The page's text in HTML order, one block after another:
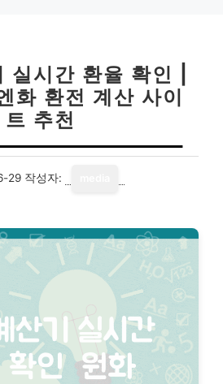
실시간 환율 확인 |
화 환전 계산 사이
트 추천
29 작성자: